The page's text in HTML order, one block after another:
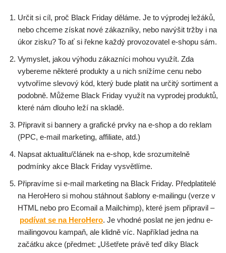
Určit si cíl, proč Black Friday děláme. Je to výprodej ležáků,
nebo chceme získat nové zákazníky, nebo navýšit tržby i na
úkor zisku? To ať si řekne každý provozovatel e-shopu sám.
Vymyslet, jakou výhodu zákazníci mohou využít. Zda
vybereme některé produkty a u nich snížíme cenu nebo
vytvoříme slevový kód, který bude platit na určitý sortiment a
podobně. Můžeme Black Friday využít na vyprodej produktů,
které nám dlouho leží na skladě.
Připravit si bannery a grafické prvky na e-shop a do reklam
(PPC, e-mail marketing, affiliate, atd.)
Napsat aktualitu/článek na e-shop, kde srozumitelně
podmínky akce Black Friday vysvětlíme.
Připravíme si e-mail marketing na Black Friday. Předplatitelé
na HeroHero si mohou stáhnout šablony e-mailingu (verze v
HTML nebo pro Ecomail a Mailchimp), které jsem připravil –
podívat se na HeroHero. Je vhodné poslat ne jen jednu e-
mailingovou kampaň, ale klidně víc. Například jedna na
začátku akce (předmet: „Ušetřete právě teď díky Black